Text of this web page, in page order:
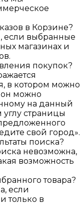
в Корзине?
если выбранные
магазинах и
покупок?
в котором можно
можно
на данный
страницы
свой город».
поиска?
невозможна,
возможность
товара?
если
только в